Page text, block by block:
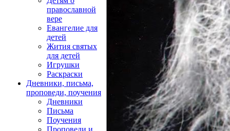
православной
вере
Евангелие для
детей
Жития святых
для детей
Игрушки
Раскраски
Дневники, письма,
проповеди, поучения
Дневники
Письма
Поучения
Проповеди и